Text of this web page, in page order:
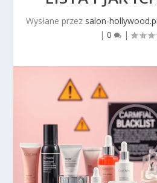
Wysłane przez salon-hollywood.pl
| 0 |